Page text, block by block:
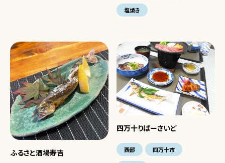
塩焼き
ふるさと酒場寿吉
四万十りばーさいど
西部 四万十市